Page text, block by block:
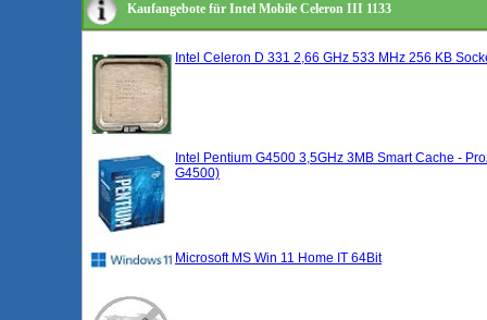
Kaufangebote für Intel Mobile Celeron III 1133
Intel Celeron D 331 2,66 GHz 533 MHz 256 KB
Intel Pentium G4500 3,5GHz 3MB Smart Cache -
G4500)
Microsoft MS Win 11 Home IT 64Bit